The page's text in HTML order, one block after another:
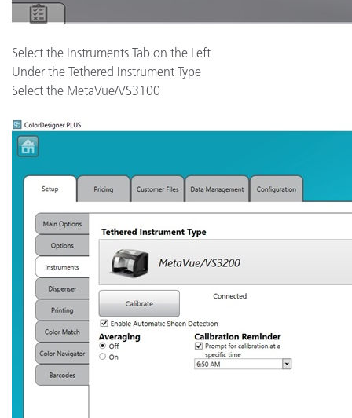
Select the Instruments Tab on the Left
Under the Tethered Instrument Type
Select the MetaVue/VS3100